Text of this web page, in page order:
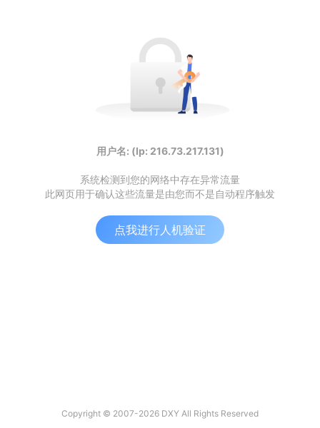
用户名: (Ip: 216.73.217.131)
系统检测到您的网络中存在异常流量
此网页用于确认这些流量是由您而不是自动程序触发
点我进行人机验证
Copyright © 2007-2026 DXY All Rights Reserved